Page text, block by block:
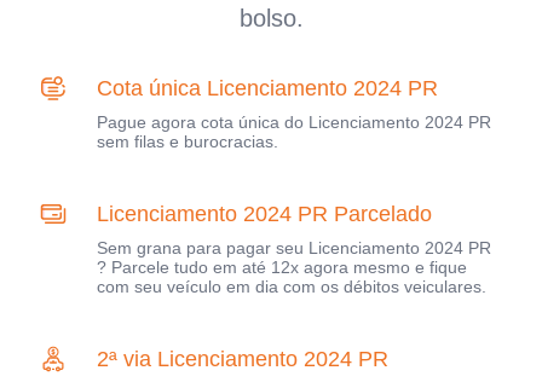
bolso.
Cota única Licenciamento 2024 PR
Pague agora cota única do Licenciamento 2024 PR
sem filas e burocracias.
Licenciamento 2024 PR Parcelado
Sem grana para pagar seu Licenciamento 2024 PR
? Parcele tudo em até 12x agora mesmo e fique
com seu veículo em dia com os débitos veiculares.
2ª via Licenciamento 2024 PR